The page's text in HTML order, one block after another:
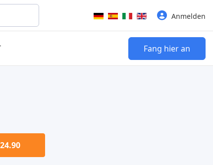
Sprache auswählen Anmelden
Fang hier an